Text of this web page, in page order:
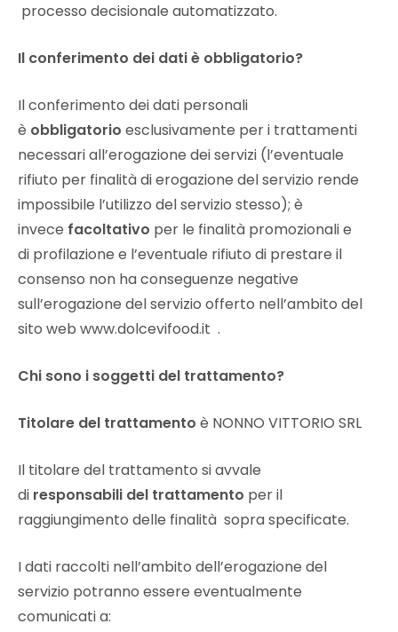
processo decisionale automatizzato.
Il conferimento dei dati è obbligatorio?
Il conferimento dei dati personali
è obbligatorio esclusivamente per i trattamenti
necessari all’erogazione dei servizi (l’eventuale
rifiuto per finalità di erogazione del servizio rende
impossibile l’utilizzo del servizio stesso); è
invece facoltativo per le finalità promozionali e
di profilazione e l’eventuale rifiuto di prestare il
consenso non ha conseguenze negative
sull’erogazione del servizio offerto nell’ambito del
sito web www.dolcevifood.it .
Chi sono i soggetti del trattamento?
Titolare del trattamento è NONNO VITTORIO SRL
Il titolare del trattamento si avvale
di responsabili del trattamento per il
raggiungimento delle finalità sopra specificate.
I dati raccolti nell’ambito dell’erogazione del
servizio potranno essere eventualmente
comunicati a: